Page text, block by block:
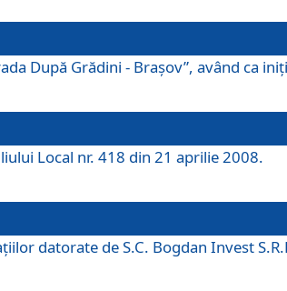
După Grădini - Braşov”, având ca
Local nr. 418 din 21 aprilie 2008.
datorate de S.C. Bogdan Invest